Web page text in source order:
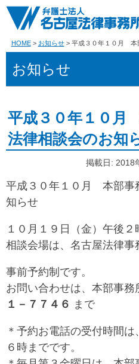
HOME お知らせ 平成３０年１０月 本
お知らせ
平成３０年１０月
法律相談会のお知
掲載日: 2018
平成３０年１０月 本部事
知らせ
１０月１９日（金）午後２
相談会場は、名古屋法律事
事前予約制です。
お問い合わせは、本部事務
１－７７４６ まで
＊予約お電話の受付時間
６時までです。